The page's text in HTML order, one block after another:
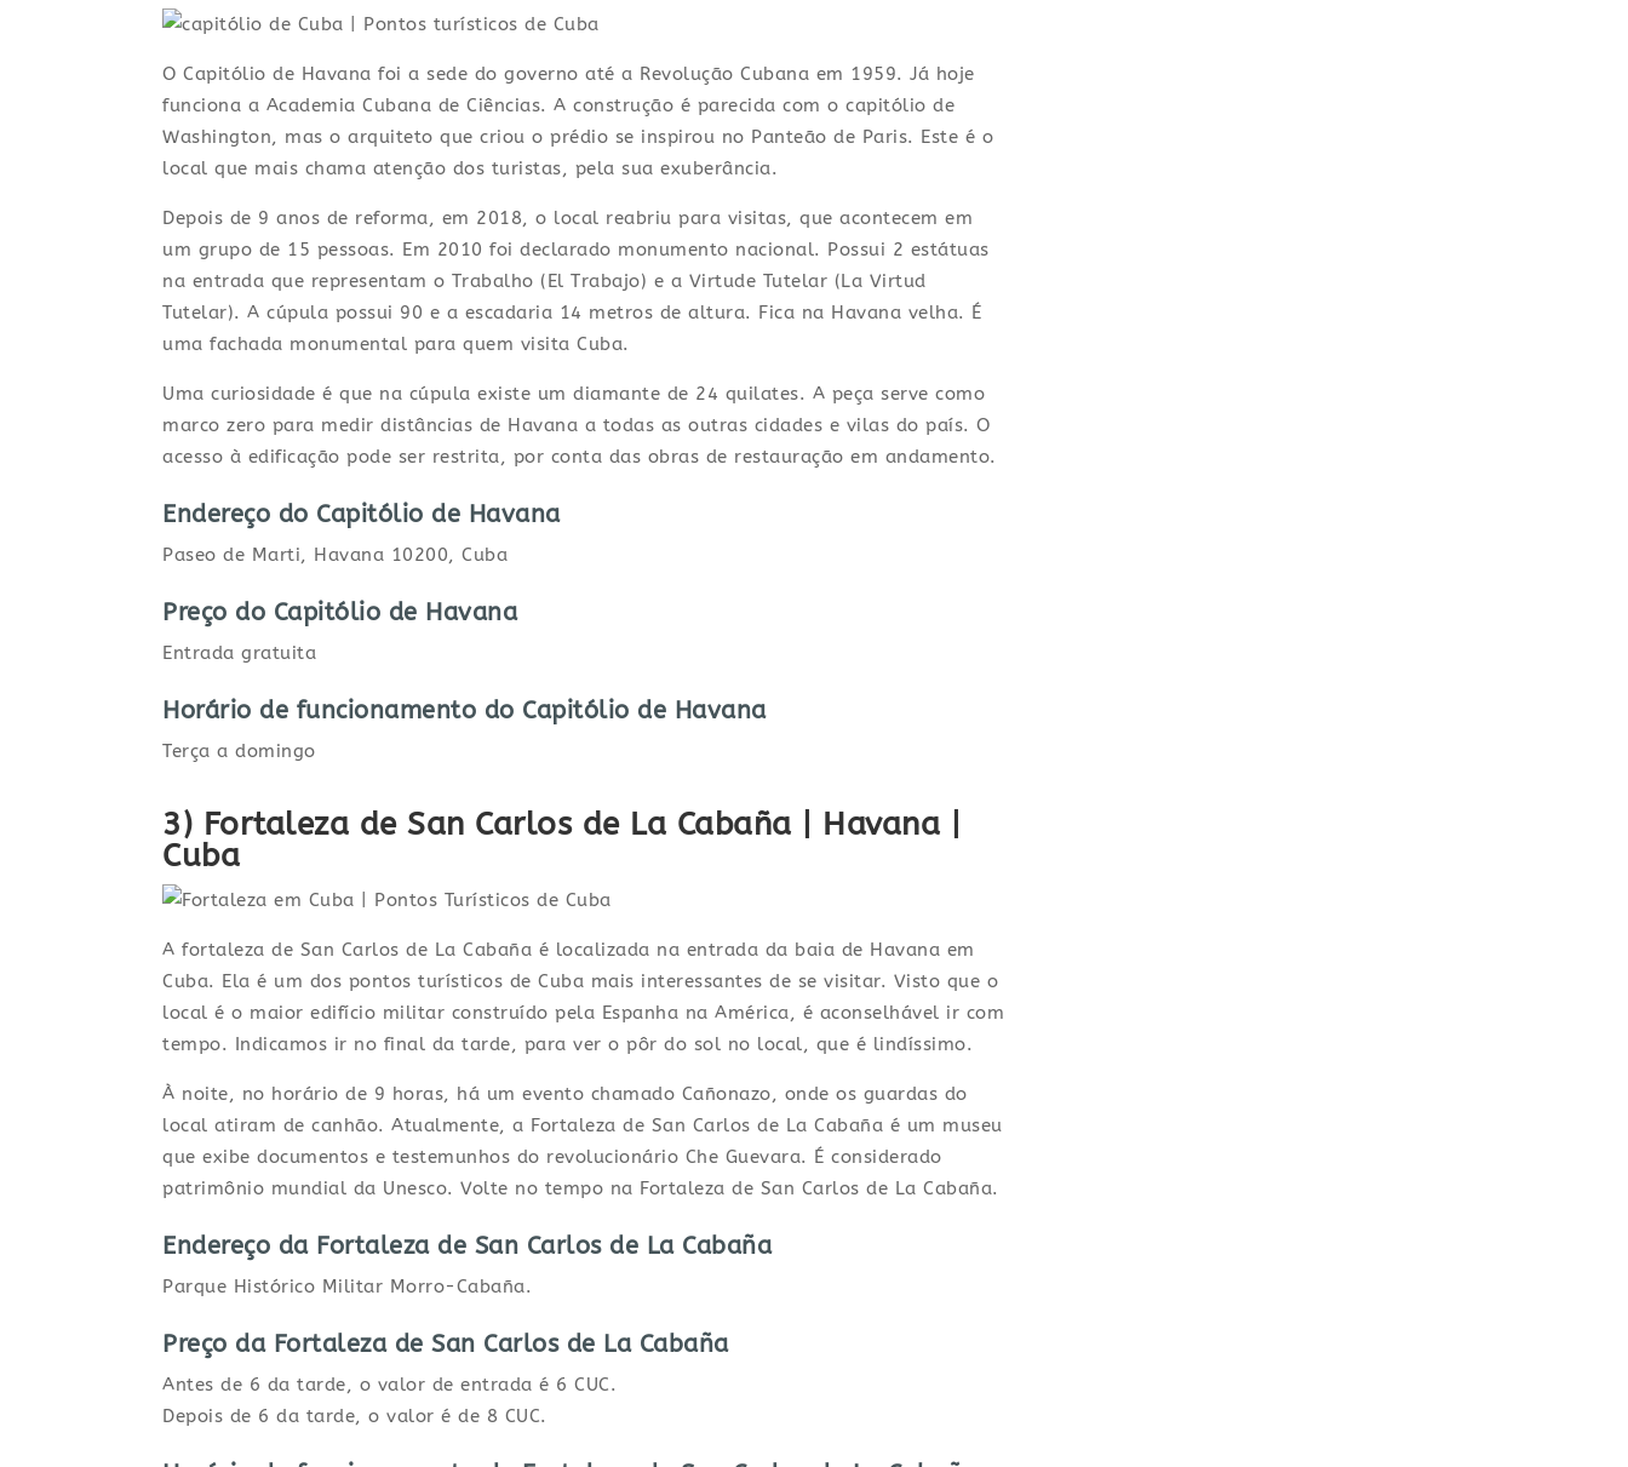
O Capitólio de Havana foi a sede do governo até a Revolução Cubana em 1959. Já hoje
funciona a Academia Cubana de Ciências. A construção é parecida com o capitólio de
Washington, mas o arquiteto que criou o prédio se inspirou no Panteão de Paris. Este é o
local que mais chama atenção dos turistas, pela sua exuberância.
Depois de 9 anos de reforma, em 2018, o local reabriu para visitas, que acontecem em
um grupo de 15 pessoas. Em 2010 foi declarado monumento nacional. Possui 2 estátuas
na entrada que representam o Trabalho (El Trabajo) e a Virtude Tutelar (La Virtud
Tutelar). A cúpula possui 90 e a escadaria 14 metros de altura. Fica na Havana velha. É
uma fachada monumental para quem visita Cuba.
Uma curiosidade é que na cúpula existe um diamante de 24 quilates. A peça serve como
marco zero para medir distâncias de Havana a todas as outras cidades e vilas do país. O
acesso à edificação pode ser restrita, por conta das obras de restauração em andamento.
Endereço do Capitólio de Havana
Paseo de Marti, Havana 10200, Cuba
Preço do Capitólio de Havana
Entrada gratuita
Horário de funcionamento do Capitólio de Havana
Terça a domingo
3) Fortaleza de San Carlos de La Cabaña | Havana |
Cuba
A fortaleza de San Carlos de La Cabaña é localizada na entrada da baia de Havana em
Cuba. Ela é um dos pontos turísticos de Cuba mais interessantes de se visitar. Visto que o
local é o maior edifício militar construído pela Espanha na América, é aconselhável ir com
tempo. Indicamos ir no final da tarde, para ver o pôr do sol no local, que é lindíssimo.
À noite, no horário de 9 horas, há um evento chamado Cañonazo, onde os guardas do
local atiram de canhão. Atualmente, a Fortaleza de San Carlos de La Cabaña é um museu
que exibe documentos e testemunhos do revolucionário Che Guevara. É considerado
patrimônio mundial da Unesco. Volte no tempo na Fortaleza de San Carlos de La Cabaña.
Endereço da Fortaleza de San Carlos de La Cabaña
Parque Histórico Militar Morro-Cabaña.
Preço da Fortaleza de San Carlos de La Cabaña
Antes de 6 da tarde, o valor de entrada é 6 CUC.
Depois de 6 da tarde, o valor é de 8 CUC.